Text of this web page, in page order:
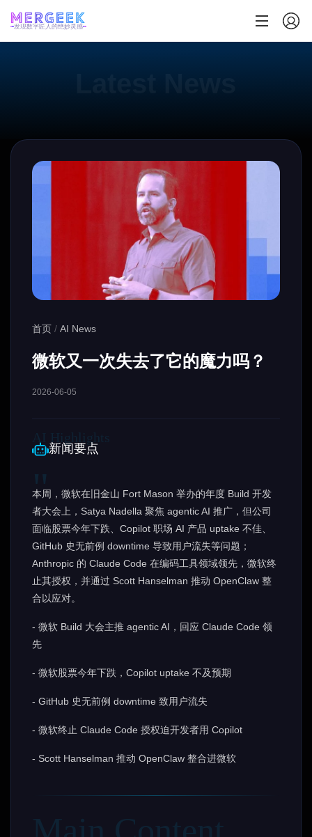
发现数字匠人的绝妙灵感
首页 / AI News
微软又一次失去了它的魔力吗？
2026-06-05
新闻要点
本周，微软在旧金山 Fort Mason 举办的年度 Build 开发
者大会上，Satya Nadella 聚焦 agentic AI 推广，但公司
面临股票今年下跌、Copilot 职场 AI 产品 uptake 不佳、
GitHub 史无前例 downtime 导致用户流失等问题；
Anthropic 的 Claude Code 在编码工具领域领先，微软终
止其授权，并通过 Scott Hanselman 推动 OpenClaw 整
合以应对。
- 微软 Build 大会主推 agentic AI，回应 Claude Code 领
先
- 微软股票今年下跌，Copilot uptake 不及预期
- GitHub 史无前例 downtime 致用户流失
- 微软终止 Claude Code 授权迫开发者用 Copilot
- Scott Hanselman 推动 OpenClaw 整合进微软